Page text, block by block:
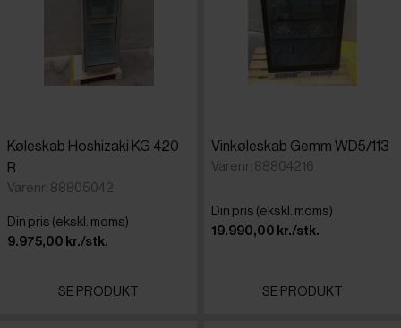
Køleskab Hoshizaki KG 420
R
Varenr: 88805042
Din pris (ekskl. moms)
9.975,00 kr./stk.
SE PRODUKT
Vinkøleskab Gemm WD5/113
Varenr: 88804216
Din pris (ekskl. moms)
19.990,00 kr./stk.
SE PRODUKT